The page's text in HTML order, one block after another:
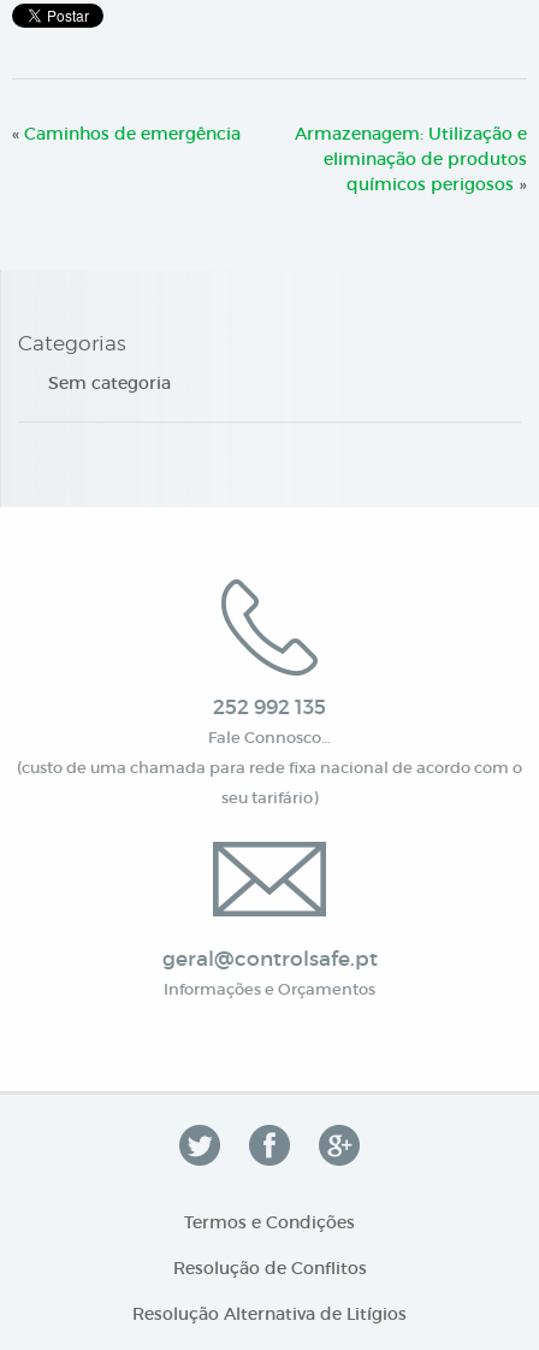
« Caminhos de emergência
Armazenagem: Utilização e
eliminação de produtos
químicos perigosos »
Categorias
Sem categoria
252 992 135
Fale Connosco…
(custo de uma chamada para rede fixa nacional de acordo com o
seu tarifário)
geral@controlsafe.pt
Informações e Orçamentos
Termos e Condições
Resolução de Conflitos
Resolução Alternativa de Litígios